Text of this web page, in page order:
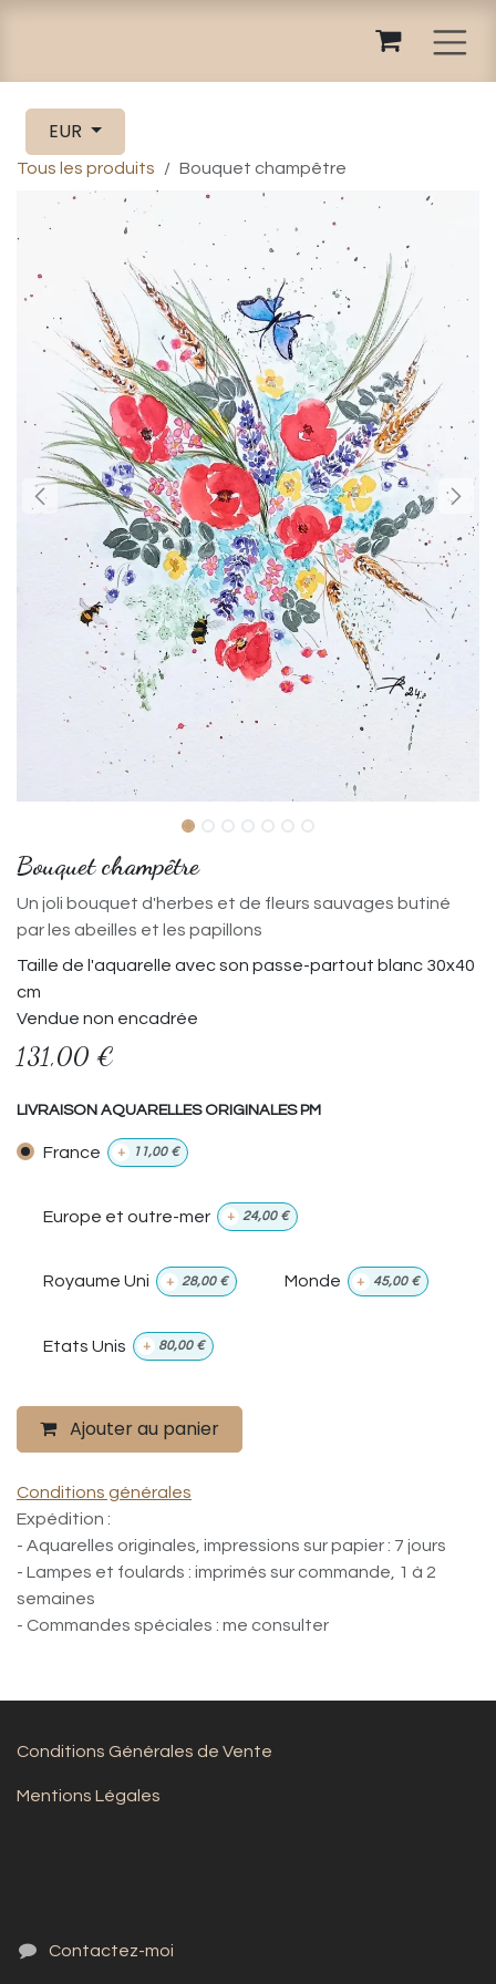
EUR
Tous les produits Bouquet champêtre
Bouquet champêtre
Un joli bouquet d'herbes et de fleurs sauvages butiné
par les abeilles et les papillons
Taille de l'aquarelle avec son passe-partout blanc 30x40
cm
Vendue non encadrée
131,00 €
LIVRAISON AQUARELLES ORIGINALES PM
France + 11,00€
Europe et outre-mer + 24,00€
Royaume Uni + 28,00€ Monde + 45,00€
Etats Unis + 80,00€
Ajouter au panier
Conditions générales
Expédition :
- Aquarelles originales, impressions sur papier : 7 jours
- Lampes et foulards : imprimés sur commande, 1 à 2
semaines
- Commandes spéciales : me consulter
Conditions Générales de Vente
Mentions Légales
Contactez-moi